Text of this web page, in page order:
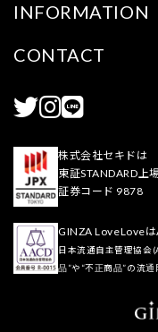
INFORMATION
CONTACT
株式会社セキドは
東証STANDARD上
証券コード 9878
GINZA LoveLoveは
日本流通自主管理協会
品”や“不正商品”の流